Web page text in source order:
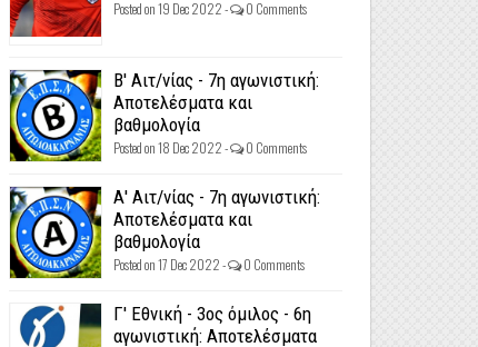
Posted on 19 Dec 2022 - 0 Comments
Β' Αιτ/νίας - 7η αγωνιστική:
Αποτελέσματα και
βαθμολογία
Posted on 18 Dec 2022 - 0 Comments
Α' Αιτ/νίας - 7η αγωνιστική:
Αποτελέσματα και
βαθμολογία
Posted on 17 Dec 2022 - 0 Comments
Γ' Εθνική - 3ος όμιλος - 6η
αγωνιστική: Αποτελέσματα